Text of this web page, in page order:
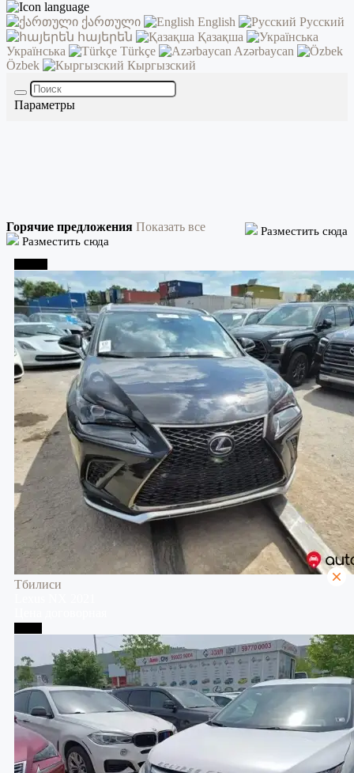
ქართული English
Русский
հայերեն
Қазақша
Українська
Türkçe
Azərbaycan
Özbek
Кыргызский
Параметры
Горячие предложения Показать все
Разместить сюда
Разместить сюда
Тбилиси